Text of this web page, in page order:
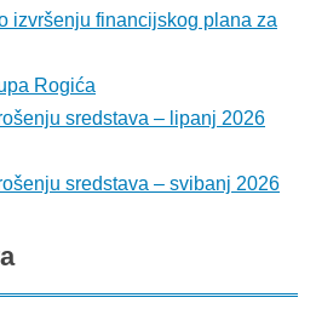
izvršenju financijskog plana za
Rogića
sredstava – lipanj 2026
sredstava – svibanj 2026